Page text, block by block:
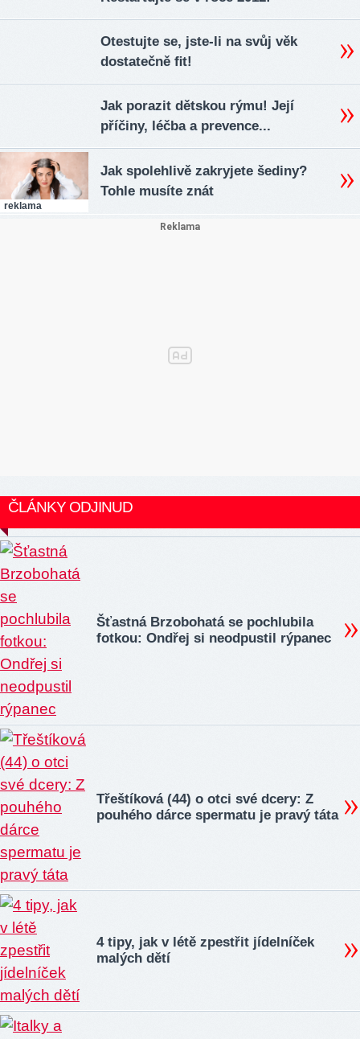
Otestujte se, jste-li na svůj věk
dostatečně ﬁt!
Jak porazit dětskou rýmu! Její
příčiny, léčba a prevence...
reklama
Jak spolehlivě zakryjete šediny?
Tohle musíte znát
ČLÁNKY ODJINUD
Šťastná Brzobohatá se pochlubila
fotkou: Ondřej si neodpustil rýpanec
Třeštíková (44) o otci své dcery: Z
pouhého dárce spermatu je pravý táta
4 tipy, jak v létě zpestřit jídelníček
malých dětí